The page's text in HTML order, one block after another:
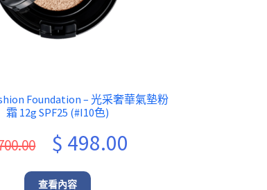
Foundation – 光采奢華氣墊粉
霜 12g SPF25 (#I10色)
Original
price
was:
$ 498.00
查看內容